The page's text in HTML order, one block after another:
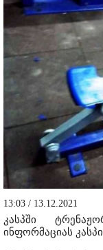
13:03 / 13.12.2021
კასპში
ინფორმაციას